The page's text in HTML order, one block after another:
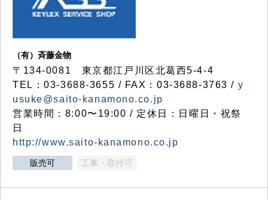
（有）斉藤金物
〒134-0081 東京都江戸川区北葛西5-4-4
TEL：03-3688-3655 / FAX：03-3688-3763 / y
usuke@saito-kanamono.co.jp
営業時間：8:00〜19:00 / 定休日：日曜日・祝祭
日
http://www.saito-kanamono.co.jp
販売可 工事・取付可